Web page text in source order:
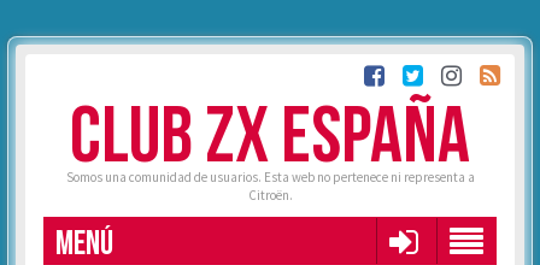
CLUB ZX ESPAÑA
Somos una comunidad de usuarios. Esta web no pertenece ni representa a
Citroën.
MENÚ